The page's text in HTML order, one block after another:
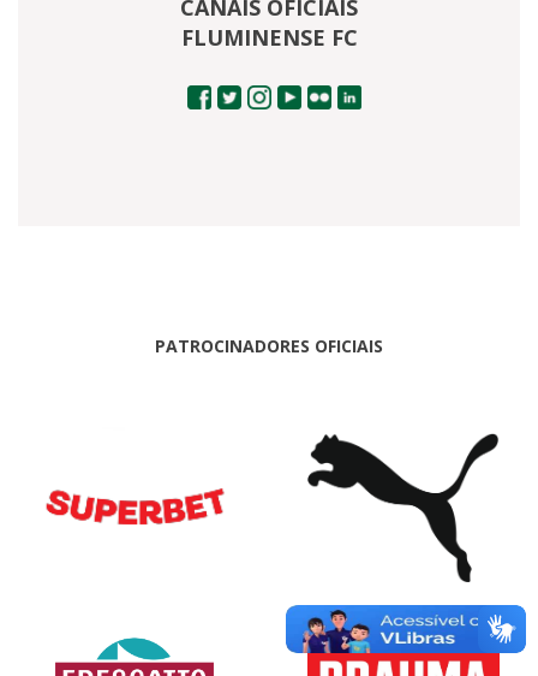
CANAIS OFICIAIS
FLUMINENSE FC
PATROCINADORES OFICIAIS